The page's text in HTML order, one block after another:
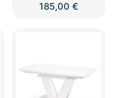
185,00 €
options
may